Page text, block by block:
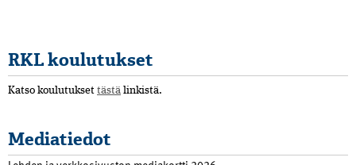
RKL koulutukset
Katso koulutukset tästä linkistä.
Mediatiedot